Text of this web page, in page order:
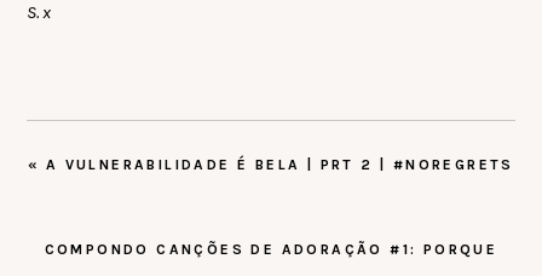
S. x
POST
« A VULNERABILIDADE É BELA | PRT 2 | #NOREGRETS
PRÓXIMO
COMPONDO CANÇÕES DE ADORAÇÃO #1: PORQUE